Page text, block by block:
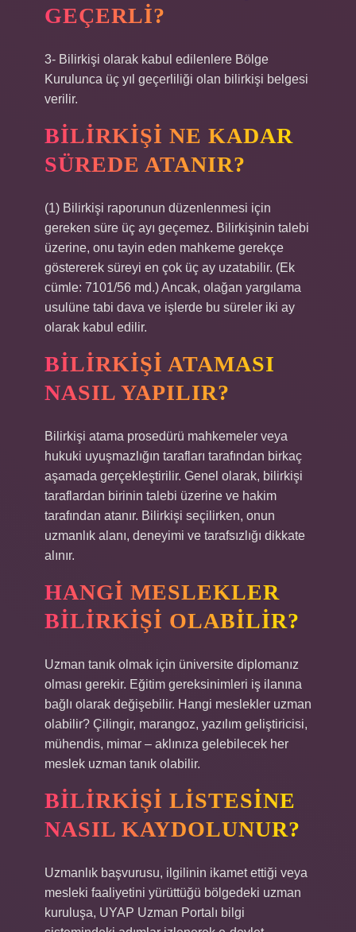
GEÇERLI?
3- Bilirkişi olarak kabul edilenlere Bölge
Kurulunca üç yıl geçerliliği olan bilirkişi belgesi
verilir.
BILIRKIŞI NE KADAR
SÜREDE ATANIR?
(1) Bilirkişi raporunun düzenlenmesi için
gereken süre üç ayı geçemez. Bilirkişinin talebi
üzerine, onu tayin eden mahkeme gerekçe
göstererek süreyi en çok üç ay uzatabilir. (Ek
cümle: 7101/56 md.) Ancak, olağan yargılama
usulüne tabi dava ve işlerde bu süreler iki ay
olarak kabul edilir.
BILIRKIŞI ATAMASI
NASIL YAPILIR?
Bilirkişi atama prosedürü mahkemeler veya
hukuki uyuşmazlığın tarafları tarafından birkaç
aşamada gerçekleştirilir. Genel olarak, bilirkişi
taraflardan birinin talebi üzerine ve hakim
tarafından atanır. Bilirkişi seçilirken, onun
uzmanlık alanı, deneyimi ve tarafsızlığı dikkate
alınır.
HANGI MESLEKLER
BILIRKIŞI OLABILIR?
Uzman tanık olmak için üniversite diplomanız
olması gerekir. Eğitim gereksinimleri iş ilanına
bağlı olarak değişebilir. Hangi meslekler uzman
olabilir? Çilingir, marangoz, yazılım geliştiricisi,
mühendis, mimar – aklınıza gelebilecek her
meslek uzman tanık olabilir.
BILIRKIŞI LISTESINE
NASIL KAYDOLUNUR?
Uzmanlık başvurusu, ilgilinin ikamet ettiği veya
mesleki faaliyetini yürüttüğü bölgedeki uzman
kuruluşa, UYAP Uzman Portalı bilgi